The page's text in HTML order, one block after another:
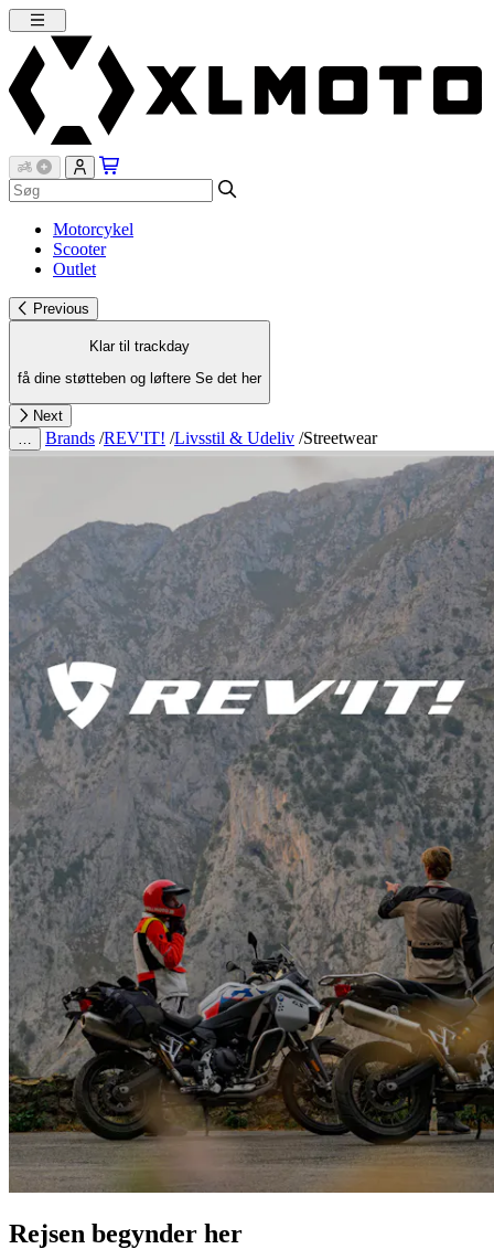
Motorcykel
Scooter
Outlet
Previous
Klar til trackday
få dine støtteben og løftere Se det her
Next
Brands /REV'IT! /Livsstil & Udeliv /Streetwear
Rejsen begynder her